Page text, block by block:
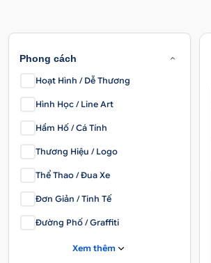
Phong cách
Hoạt Hình / Dễ Thương
Hình Học / Line Art
Hầm Hố / Cá Tính
Thương Hiệu / Logo
Thể Thao / Đua Xe
Đơn Giản / Tinh Tế
Đường Phố / Graffiti
Xem thêm